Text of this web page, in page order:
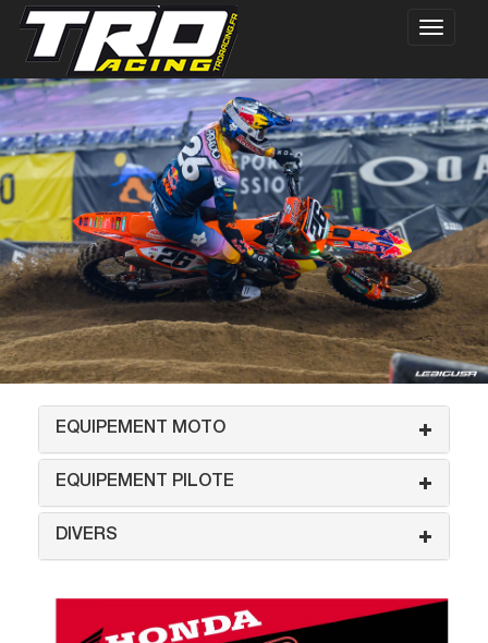
EQUIPEMENT MOTO
EQUIPEMENT PILOTE
DIVERS